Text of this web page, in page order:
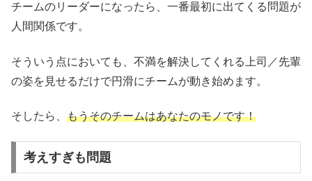
チームのリーダーになったら、一番最初に出てくる問題が
人間関係です。
そういう点においても、不満を解決してくれる上司／先輩
の姿を見せるだけで円滑にチームが動き始めます。
そしたら、 もうそのチームはあなたのモノです！
考えすぎも問題